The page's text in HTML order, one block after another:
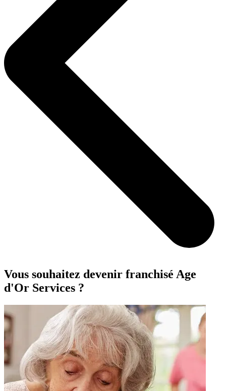
Vous souhaitez devenir franchisé Age
d'Or Services ?